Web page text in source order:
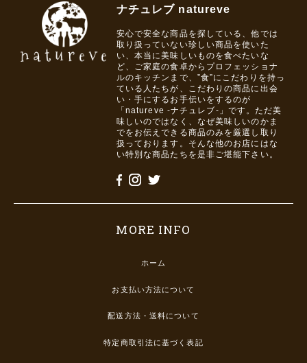
ナチュレブ natureve
安心で安全な商品を探している、他では
取り扱っていない珍しい商品を使いた
い、本当に美味しいものを食べたいな
ど、ご家庭の食卓からプロフェッショナ
ルのキッチンまで、”食”にこだわりを持っ
ている人たちが、こだわりの商品に出会
い・手にするお手伝いをするのが
「natureve -ナチュレブ-」です。ただ美
味しいのではなく、なぜ美味しいのかま
でをお伝えできる商品のみを厳選し取り
扱っております。そんな他のお店にはな
い特別な商品たちを是非ご堪能下さい。
MORE INFO
ホーム
お支払い方法について
配送方法・送料について
特定商取引法に基づく表記